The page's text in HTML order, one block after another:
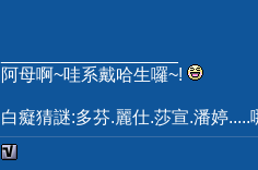
阿母啊~哇系戴哈生囉~!
白癡猜謎:多芬.麗仕.莎宣.潘婷